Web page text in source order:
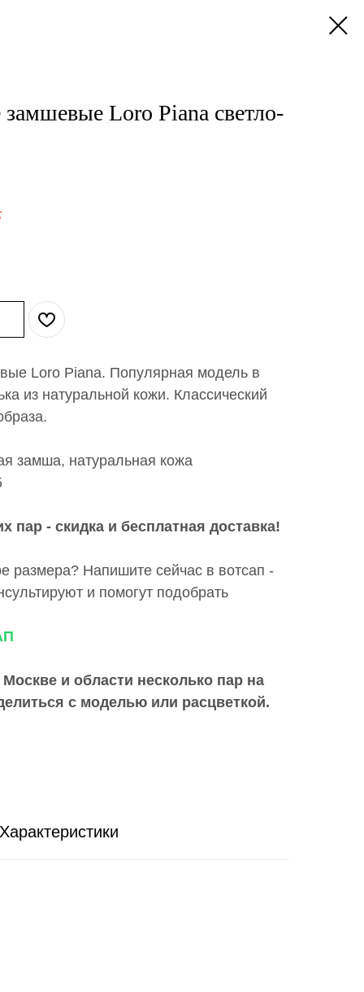
Loro Piana светло-
Loro Piana. Популярная модель в
из натуральной кожи. Классический
замша, натуральная кожа
пар - скидка и бесплатная доставка!
размера? Напишите сейчас в вотсап -
и помогут подобрать
и области несколько пар на
с моделью или расцветкой.
Характеристики